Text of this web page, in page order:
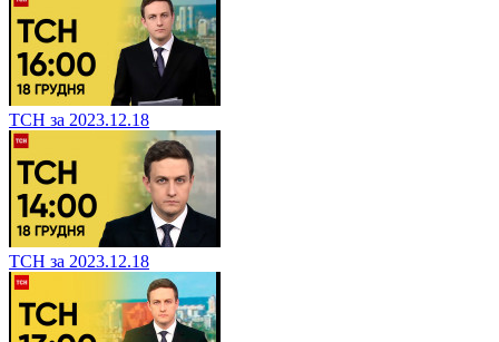
ТСН за 2023.12.18
ТСН за 2023.12.18